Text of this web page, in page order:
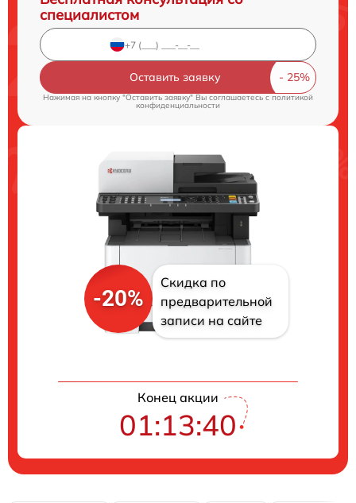
специалистом
Оставить заявку
Нажимая на кнопку "Оставить заявку" Вы соглашаетесь cполитикой
конфиденциальности
-20%
Скидка по
предварительной
записи на сайте
Конец акции
01:13:40